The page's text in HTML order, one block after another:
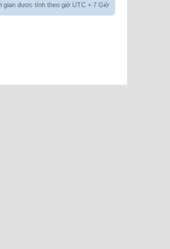
gian được tính theo giờ UTC + 7 Giờ